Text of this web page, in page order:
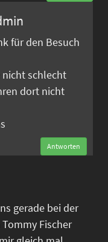
für den Besuch
nicht schlecht
dort nicht
Antworten
gerade bei der
Fischer